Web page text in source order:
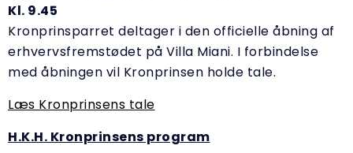
Kl. 9.45
Kronprinsparret deltager i den officielle åbning af
erhvervsfremstødet på Villa Miani. I forbindelse
med åbningen vil Kronprinsen holde tale.
Læs Kronprinsens tale
H.K.H. Kronprinsens program